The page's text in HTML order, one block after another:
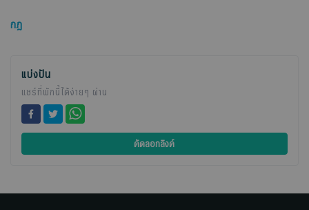
กฎ
แบ่งปัน
แชร์ที่พักนี้ได้ง่ายๆ ผ่าน
คัดลอกลิงค์